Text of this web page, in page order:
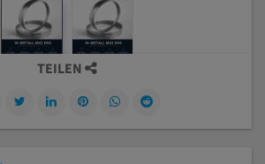
TEILEN